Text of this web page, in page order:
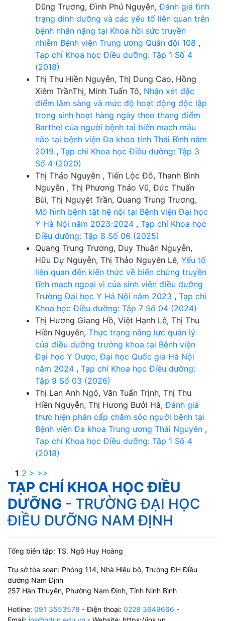
Dũng Trương, Đình Phú Nguyễn,Đánh giá tình
trạng dinh dưỡng và các yếu tố liên quan trên
bệnh nhân nặng tại Khoa hồi sức truyền
nhiễm Bệnh viện Trung ương Quân đội 108 ,
Tạp chí Khoa học Điều dưỡng: Tập 1 Số 4
(2018)
Thị Thu Hiền Nguyễn, Thị Dung Cao, Hồng
Xiêm TrầnThị, Minh Tuấn Tô, Nhận xét đặc
điểm lâm sàng và mức độ hoạt động độc lập
trong sinh hoạt hàng ngày theo thang điểm
Barthel của người bệnh tai biến mạch máu
não tại bệnh viện Đa khoa tỉnh Thái Bình năm
2019 , Tạp chí Khoa học Điều dưỡng: Tập 3
Số 4 (2020)
Thị Thảo Nguyễn , Tiến Lộc Đỗ, Thanh Bình
Nguyễn , Thị Phương Thảo Vũ, Đức Thuấn
Bùi, Thị Nguyệt Trần, Quang Trung Trương,
Mô hình bệnh tật hệ nội tại Bệnh viện Đại học
Y Hà Nội năm 2023-2024 , Tạp chí Khoa học
Điều dưỡng: Tập 8 Số 06 (2025)
Quang Trung Trương, Duy Thuận Nguyễn,
Hữu Dự Nguyễn, Thị Thảo Nguyên Lê, Yếu tố
liên quan đến kiến thức về biến chứng truyền
tĩnh mạch ngoại vi của sinh viên điều dưỡng
Trường Đại học Y Hà Nội năm 2023 , Tạp chí
Khoa học Điều dưỡng: Tập 7 Số 04 (2024)
Thị Hương Giang Hồ, Việt Hạnh Lê, Thị Thu
Hiền Nguyễn, Thực trạng năng lực quản lý
của điều dưỡng trưởng khoa tại Bệnh viện
Đại học Y Dược, Đại học Quốc gia Hà Nội
năm 2024 , Tạp chí Khoa học Điều dưỡng:
Tập 9 Số 03 (2026)
Thị Lan Anh Ngô, Văn Tuấn Trịnh, Thị Thu
Hiền Nguyễn, Thị Hương Bưởi Hà,Đánh giá
thực hiện phân cấp chăm sóc người bệnh tại
Bệnh viện Đa khoa Trung ương Thái Nguyên ,
Tạp chí Khoa học Điều dưỡng: Tập 1 Số 4
(2018)
1 2 > >>
TẠP CHÍ KHOA HỌC ĐIỀU
DƯỠNG - TRƯỜNG ĐẠI HỌC
ĐIỀU DƯỠNG NAM ĐỊNH
Tổng biên tập: TS. Ngô Huy Hoàng
Trụ sở tòa soạn: Phòng 114, Nhà Hiệu bộ, Trường ĐH Điều
dưỡng Nam Định
257 Hàn Thuyên, Phường Nam Định, Tỉnh Ninh Bình
Hotline: 091 3553578 - Điện thoại: 0228 3649666 -